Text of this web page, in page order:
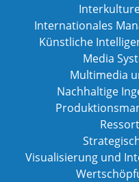
Internationales
Künstliche
Media
Multimedia
Nachhaltige
Visualisierung und